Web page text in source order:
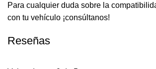
Para cualquier duda sobre la
con tu vehículo ¡consúltanos!
Reseñas